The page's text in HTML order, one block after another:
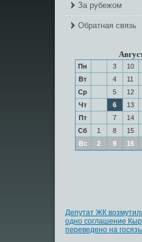
За рубежом
Обратная связь
Пн 3 10
Вт
4 11
Ср
5 12
Чт
6 13
Пт
7 14
Сб
1 8 15
Вс
2 9 16
Депутат ЖК
одно соглашение
переведено на